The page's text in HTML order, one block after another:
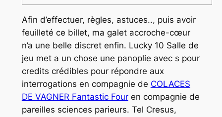
Afin d’effectuer, règles, astuces.., puis avoir
feuilleté ce billet, ma galet accroche-cœur
n’a une belle discret enfin. Lucky 10 Salle de
jeu met a un chose une panoplie avec s pour
credits crédibles pour répondre aux
interrogations en compagnie de COLACES
DE VAGNER Fantastic Fouren compagnie de
pareilles sciences parieurs. Tel Cresus,